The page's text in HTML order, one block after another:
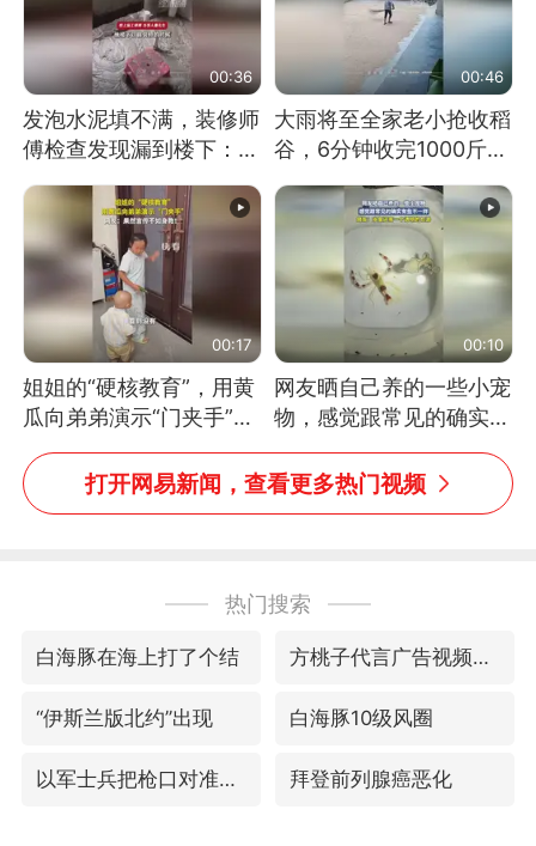
00:36
发泡水泥填不满，装修师
傅检查发现漏到楼下：出
风口未延伸到外墙
00:46
大雨将至全家老小抢收稻
谷，6分钟收完1000斤，
没有一个人掉链子
00:17
姐姐的“硬核教育”，用黄
瓜向弟弟演示“门夹手”，
网友：果然言传不如身
教！
00:10
网友晒自己养的一些小宠
物，感觉跟常见的确实有
些不一样
打开网易新闻，查看更多热门视频
热门搜索
白海豚在海上打了个结 方桃子代言广告视频已下架
“伊斯兰版北约”出现 白海豚10级风圈
以军士兵把枪口对准中国记者 拜登前列腺癌恶化